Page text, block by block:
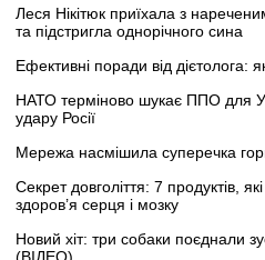
Леся Нікітюк приїхала з
та підстригла однорічного сина
Ефективні поради від дієтолога:
НАТО терміново шукає ППО для
удару Росії
Мережа насмішила суперечка
Секрет довголіття: 7 продуктів,
здоров’я серця і мозку
Новий хіт: три собаки поєднали